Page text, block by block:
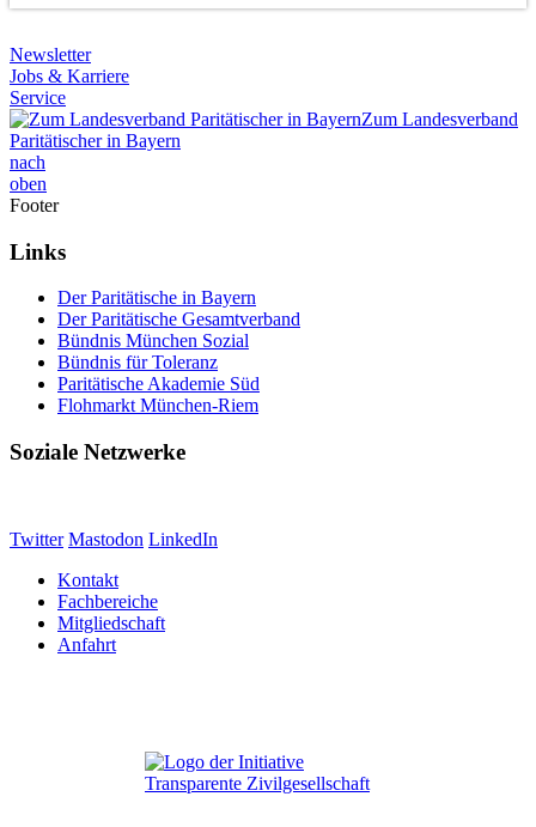
Newsletter
Jobs & Karriere
Service
Zum Landesverband
Paritätischer in Bayern
nach
oben
Footer
Links
Der Paritätische in Bayern
Der Paritätische Gesamtverband
Bündnis München Sozial
Bündnis für Toleranz
Paritätische Akademie Süd
Flohmarkt München-Riem
Soziale Netzwerke
Twitter Mastodon LinkedIn
Kontakt
Fachbereiche
Mitgliedschaft
Anfahrt